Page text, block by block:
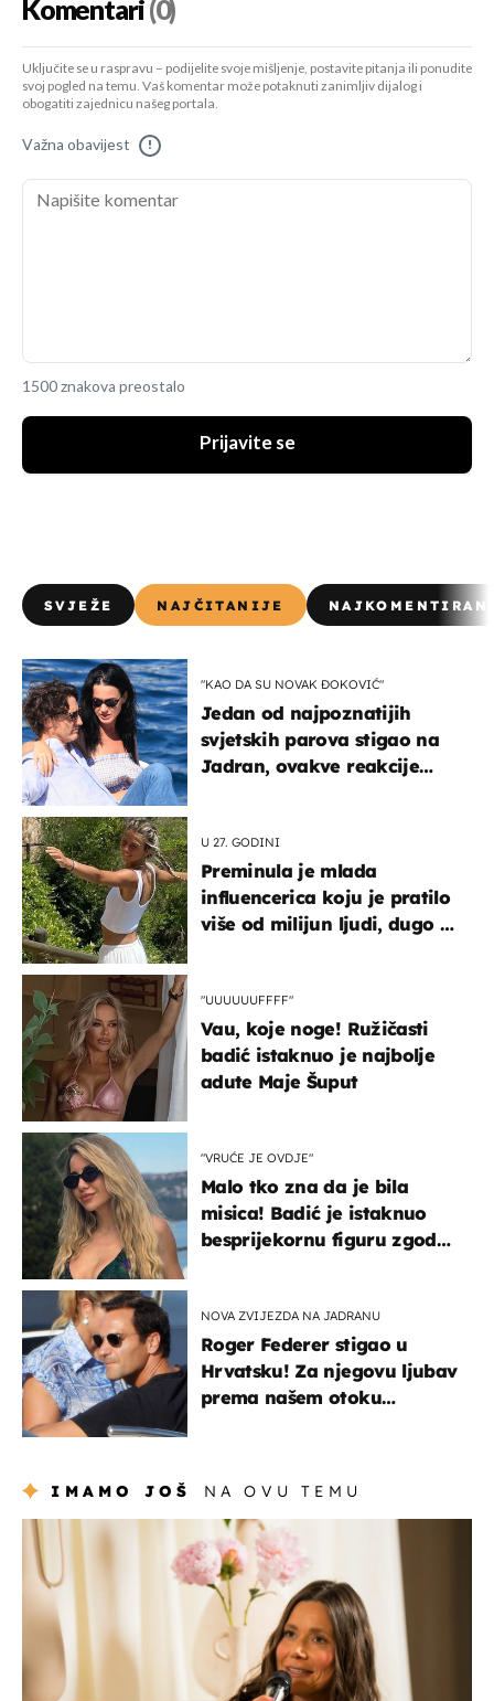
Komentari(0)
Uključite se u raspravu – podijelite svoje mišljenje, postavite pitanja ili ponudite
svoj pogled na temu. Vaš komentar može potaknuti zanimljiv dijalog i
obogatiti zajednicu našeg portala.
Važna obavijest !
1500 znakova preostalo
Prijavite se
SVJEŽE NAJČITANIJE
"KAO DA SU NOVAK ĐOKOVIĆ"
Jedan od najpoznatijih
svjetskih parova stigao na
Jadran, ovakve reakcije
U 27. GODINI
Preminula je mlada
influencerica koju je pratilo
više od milijun ljudi, dugo se
"UUUUUUFFFF"
Vau, koje noge! Ružičasti
badić istaknuo je najbolje
adute Maje Šuput
"VRUĆE JE OVDJE"
Malo tko zna da je bila
misica! Badić je istaknuo
besprijekornu figuru zgodne
NOVA ZVIJEZDA NA JADRANU
Roger Federer stigao u
Hrvatsku! Za njegovu ljubav
prema našem otoku
IMAMO JOŠ NA OVU TEMU
moda & ljepota